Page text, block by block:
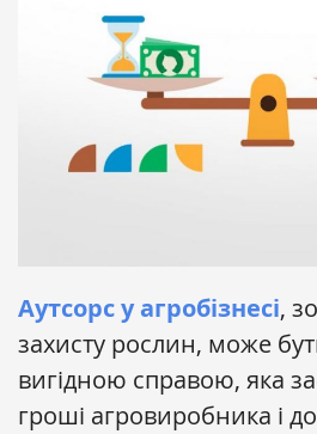
Аутсорс у агробізнесі,
захисту рослин, може
вигідною справою, яка
гроші агровиробника і